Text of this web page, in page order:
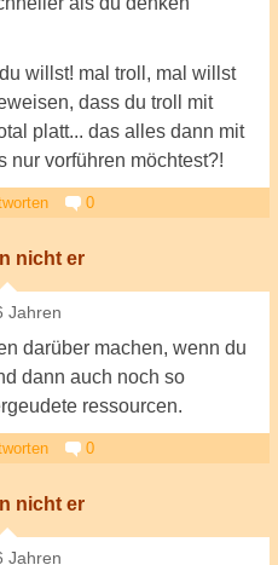
willst! mal troll, mal willst
dass du troll mit
platt... das alles dann mit
nur vorführen möchtest?!
0
nicht er
Jahren
darüber machen, wenn du
dann auch noch so
ressourcen.
0
nicht er
Jahren